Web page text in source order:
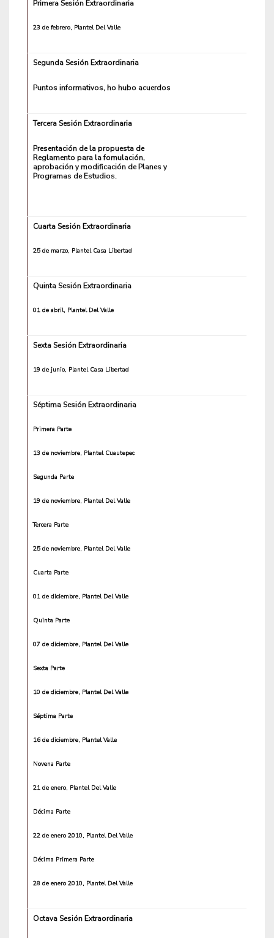
Primera Sesión Extraordinaria
23 de febrero, Plantel Del Valle
Segunda Sesión Extraordinaria
Puntos informativos, ho hubo acuerdos
Tercera Sesión Extraordinaria
Presentación de la propuesta de
Reglamento para la fomulación,
aprobación y modificación de Planes y
Programas de Estudios.
Cuarta Sesión Extraordinaria
25 de marzo, Plantel Casa Libertad
Quinta Sesión Extraordinaria
01 de abril, Plantel Del Valle
Sexta Sesión Extraordinaria
19 de junio, Plantel Casa Libertad
Séptima Sesión Extraordinaria
Primera Parte
13 de noviembre, Plantel Cuautepec
Segunda Parte
19 de noviembre, Plantel Del Valle
Tercera Parte
25 de noviembre, Plantel Del Valle
Cuarta Parte
01 de diciembre, Plantel Del Valle
Quinta Parte
07 de diciembre, Plantel Del Valle
Sexta Parte
10 de diciembre, Plantel Del Valle
Séptima Parte
16 de diciembre, Plantel Valle
Novena Parte
21 de enero, Plantel Del Valle
Décima Parte
22 de enero 2010, Plantel Del Valle
Décima Primera Parte
28 de enero 2010, Plantel Del Valle
Octava Sesión Extraordinaria